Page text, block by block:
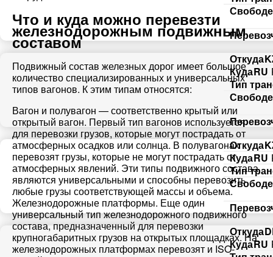
Откуда
КудаRU
Тип
Откуда
КудаRU
Тип
Откуда
КудаRU
Что и куда можно перевезти
железнодорожным подвижным
составом
Подвижный состав железных дорог имеет большое
количество специализированных и универсальных
типов вагонов. К этим типам относятся:
Вагон и полувагон — соответственно крытый или
открытый вагон. Первый тип вагонов используется
для перевозки грузов, которые могут пострадать от
атмосферных осадков или солнца. В полувагонах
перевозят грузы, которые не могут пострадать от
атмосферных явлений. Эти типы подвижного состава
являются универсальными и способны перевозить
любые грузы соответствующей массы и объема.
Железнодорожные платформы. Еще один
универсальный тип железнодорожного подвижного
состава, предназначенный для перевозки
крупногабаритных грузов на открытых площадках. На
железнодорожных платформах перевозят и ISO-